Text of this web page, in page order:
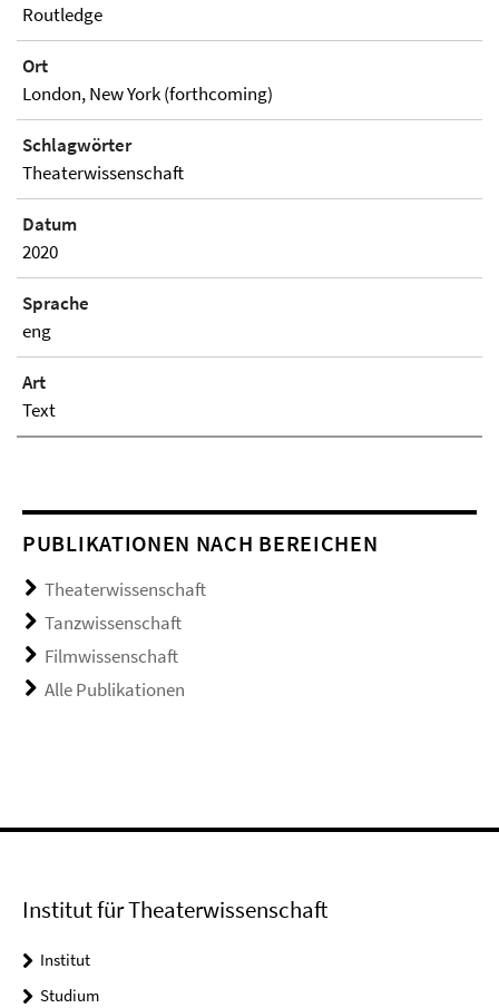
Routledge
Ort
London, New York (forthcoming)
Schlagwörter
Theaterwissenschaft
Datum
2020
Sprache
eng
Art
Text
PUBLIKATIONEN NACH BEREICHEN
Theaterwissenschaft
Tanzwissenschaft
Filmwissenschaft
Alle Publikationen
Institut für Theaterwissenschaft
Institut
Studium